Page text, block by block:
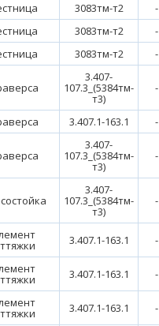
3083тм-т2 -
3083тм-т2 -
3083тм-т2 -
3.407-
107.3_(5384тм-
т3)
-
3.407.1-163.1 -
3.407-
107.3_(5384тм-
т3)
-
3.407-
107.3_(5384тм-
т3)
-
3.407.1-163.1 -
3.407.1-163.1 -
3.407.1-163.1 -